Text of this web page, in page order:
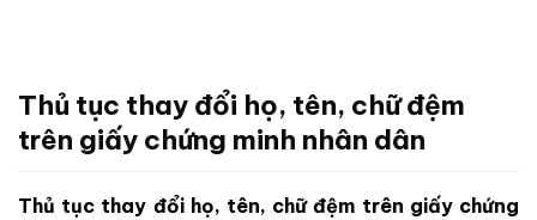
Thủ tục thay đổi họ, tên, chữ đệm
trên giấy chứng minh nhân dân
Thủ tục thay đổi họ, tên, chữ đệm trên giấy chứng